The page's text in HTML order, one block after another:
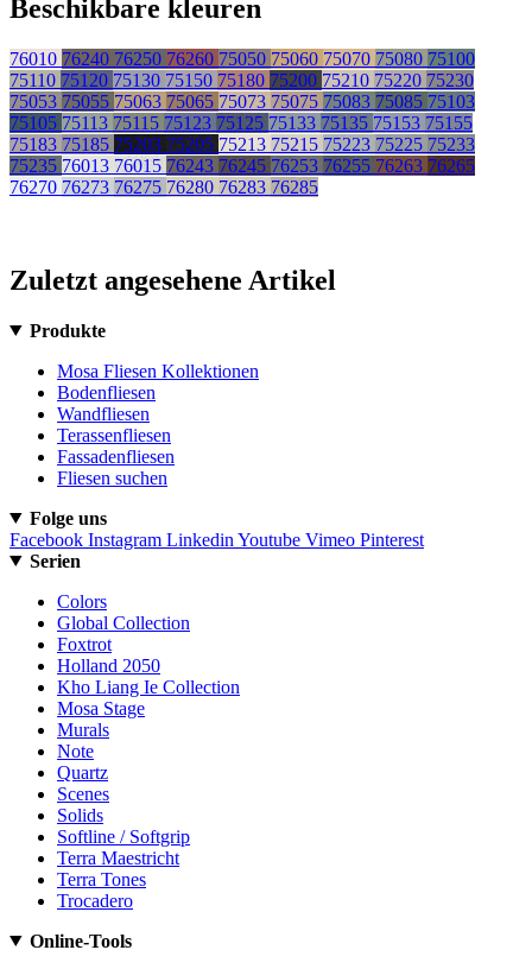
Beschikbare kleuren
76010 76240 76250 76260 75050 75060 75070 75080 75100
75110 75120 75130 75150 75180 75200 75210 75220 75230
75053 75055 75063 75065 75073 75075 75083 75085 75103
75105 75113 75115 75123 75125 75133 75135 75153 75155
75183 75185 75203 75205 75213 75215 75223 75225 75233
75235 76013 76015 76243 76245 76253 76255 76263 76265
76270 76273 76275 76280 76283 76285
Zuletzt angesehene Artikel
Produkte
Mosa Fliesen Kollektionen
Bodenfliesen
Wandfliesen
Terassenfliesen
Fassadenfliesen
Fliesen suchen
Folge uns
Facebook Instagram Linkedin Youtube Vimeo Pinterest
Serien
Colors
Global Collection
Foxtrot
Holland 2050
Kho Liang Ie Collection
Mosa Stage
Murals
Note
Quartz
Scenes
Solids
Softline / Softgrip
Terra Maestricht
Terra Tones
Trocadero
Online-Tools